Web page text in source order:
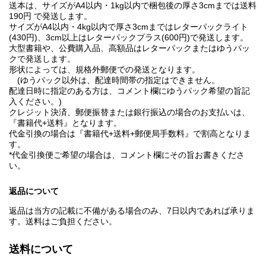
送本は、サイズがA4以内・1kg以内で梱包後の厚さ3cmまでは送料
190円 で発送します。
サイズがA4以内・4kg以内で厚さ3cmまではレターパックライト
(430円)、3cm以上はレターパックプラス(600円)で発送します。
大型書籍や、公費購入品、高額品はレターパックまたはゆうパッ
クで発送します。
形状によっては、規格外郵便での発送となります。
(ゆうパック以外は、配達時間帯の指定はできません。
配達日時に指定のある方は、コメント欄にゆうパック希望の旨記
入ください。)
クレジット決済、郵便振替または銀行振込の場合のお支払いは、
『書籍代+送料』となります。
代金引換の場合は『書籍代+送料+郵便局手数料』で割高となりま
す。
*代金引換便ご希望の場合は、コメント欄にその旨お書きくださ
い。
返品について
返品は当方の記載に不備がある場合のみ、7日以内であれば承りま
す。送料はご負担ください。
送料について